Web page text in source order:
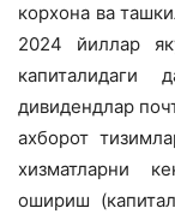
корхона ва
2024 йиллар
капиталидаги
дивидендлар
ахборот
хизматларни
ошириш